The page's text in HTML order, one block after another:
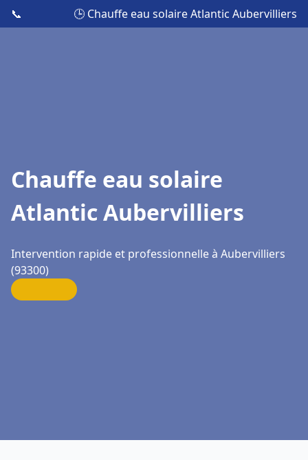
📞 🕒 Chauffe eau solaire Atlantic Aubervilliers
Chauffe eau solaire
Atlantic Aubervilliers
Intervention rapide et professionnelle à Aubervilliers
(93300)